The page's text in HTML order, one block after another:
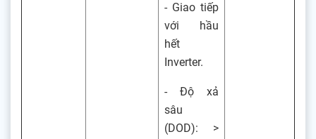
- Giao tiếp
với hầu
hết
Inverter.
- Độ xả
sâu
(DOD): >